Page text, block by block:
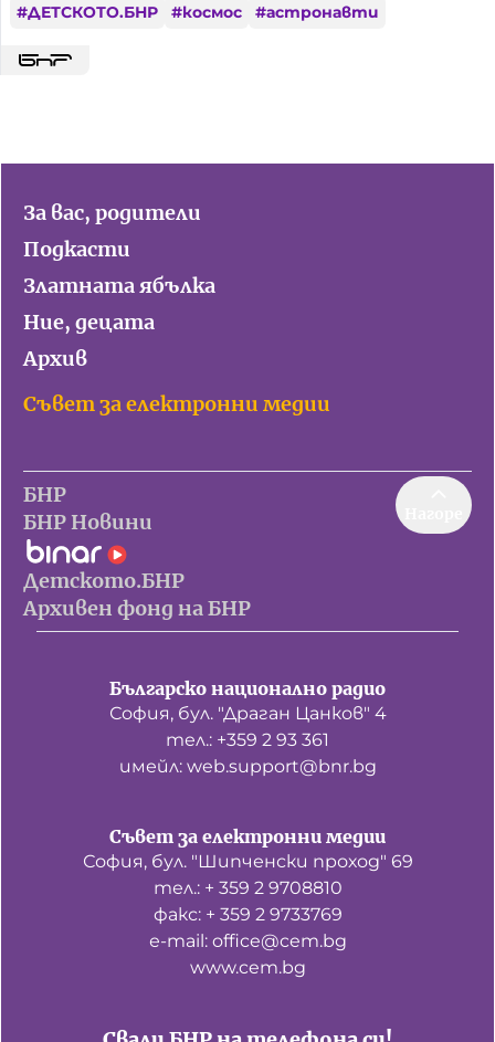
#ДЕТСКОТО.БНР #космос #астронавти
За вас, родители
Подкасти
Златната ябълка
Ние, децата
Архив
Съвет за електронни медии
БНР
БНР Новини
Детското.БНР
Архивен фонд на БНР
Българско национално радио
София, бул. "Драган Цанков" 4
тел.: +359 2 93 361
имейл: web.support@bnr.bg
Съвет за електронни медии
София, бул. "Шипченски проход" 69
тел.: + 359 2 9708810
факс: + 359 2 9733769
е-mail: office@cem.bg
www.cem.bg